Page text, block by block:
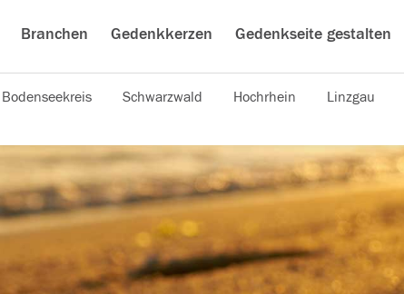
Branchen Gedenkkerzen Gedenkseite gestalten
Bodenseekreis Schwarzwald Hochrhein Linzgau